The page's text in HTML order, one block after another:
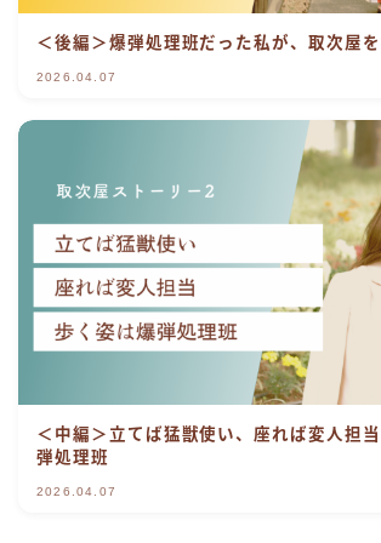
＜後編＞爆弾処理班だった私が、取次屋
2026.04.07
＜中編＞立てば猛獣使い、座れば変人担
弾処理班
2026.04.07